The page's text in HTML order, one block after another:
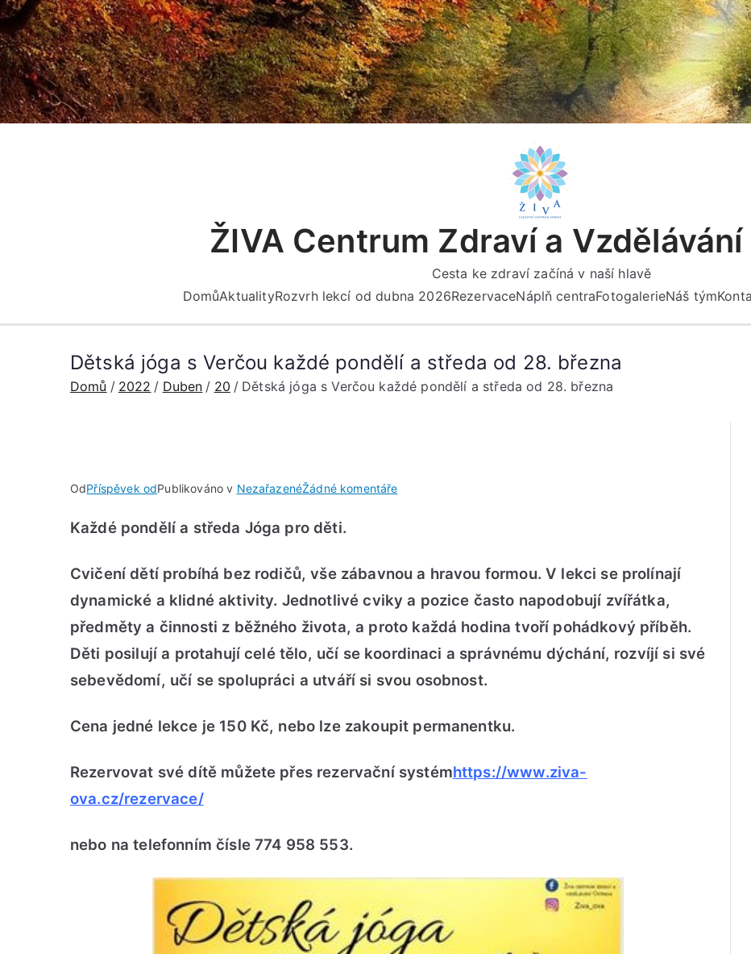
Přeskočit
na
obsah
ŽIVA Centrum Zdraví a
Cesta ke zdraví začíná v naší hlavě
DomůAktualityRozvrh lekcí od dubna 2026RezervaceNáplň centraFotogalerieNáš tým
Dětská jóga s Verčou každé pondělí a středa od 28. března
Domů 2022 Duben 20 Dětská jóga s Verčou každé pondělí a středa od 28. března
OdPříspěvek odPublikováno v NezařazenéŽádné komentářeu
Verčou
pondělí
a
středa
28.
Každé pondělí a středa Jóga pro děti.
Cvičení dětí probíhá bez rodičů, vše zábavnou a hravou formou. V lekci se prolínají
dynamické a klidné aktivity. Jednotlivé cviky a pozice často napodobují zvířátka,
předměty a činnosti z běžného života, a proto každá hodina tvoří pohádkový příběh.
Děti posilují a protahují celé tělo, učí se koordinaci a správnému dýchání, rozvíjí si své
sebevědomí, učí se spolupráci a utváří si svou osobnost.
Cena jedné lekce je 150 Kč, nebo lze zakoupit permanentku.
Rezervovat své dítě můžete přes rezervační systémhttps://www.ziva-
ova.cz/rezervace/
nebo na telefonním čísle 774 958 553.